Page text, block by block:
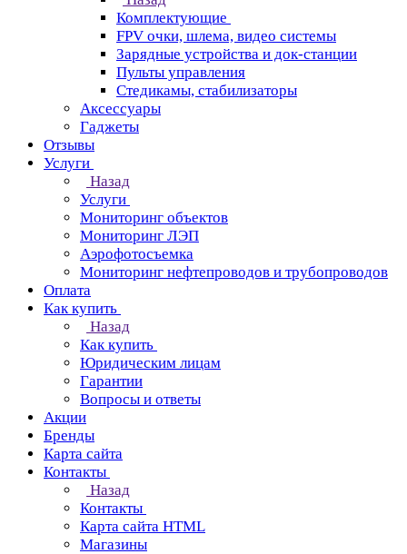
Комплектующие
FPV очки, шлема, видео системы
Зарядные устройства и док-станции
Пульты управления
Стедикамы, стабилизаторы
Аксессуары
Гаджеты
Отзывы
Услуги
Назад
Услуги
Мониторинг объектов
Мониторинг ЛЭП
Аэрофотосъемка
Мониторинг нефтепроводов и трубопроводов
Оплата
Как купить
Назад
Как купить
Юридическим лицам
Гарантии
Вопросы и ответы
Акции
Бренды
Карта сайта
Контакты
Назад
Контакты
Карта сайта HTML
Магазины